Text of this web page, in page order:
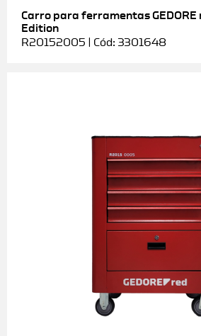
Carro para ferramentas GEDORE
Edition
R20152005 | Cód: 3301648